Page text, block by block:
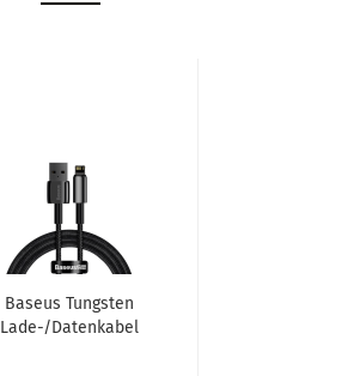
Ba­seus Tungs­ten
Lade-/Da­ten­ka­bel